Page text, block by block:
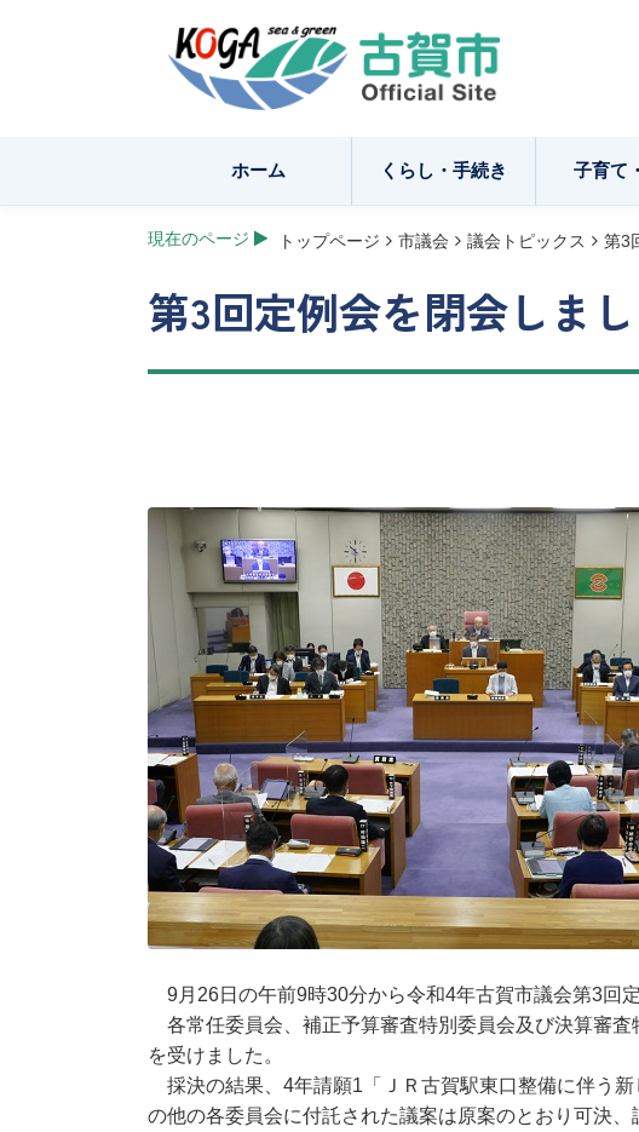
ホーム くらし・手続き 子育て
現在のページ トップページ 市議会 議会トピックス 第3
第3回定例会を閉会しま
9月26日の午前9時30分から令和4年古賀市議会第3回
各常任委員会、補正予算審査特別委員会及び決算審
を受けました。
採決の結果、4年請願1「ＪＲ古賀駅東口整備に伴う
の他の各委員会に付託された議案は原案のとおり可決、